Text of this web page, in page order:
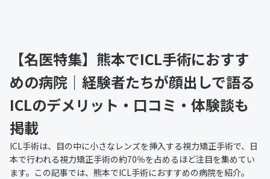
【名医特集】熊本でICL手術におすす
めの病院｜経験者たちが顔出しで語る
ICLのデメリット・口コミ・体験談も
掲載
ICL手術は、目の中に小さなレンズを挿入する視力矯正手術で、日
本で行われる視力矯正手術の約70％を占めるほど注目を集めてい
ます。この記事では、熊本でICL手術におすすめの病院を紹介。